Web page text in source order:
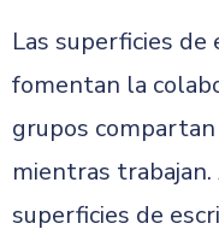
Las superficies
fomentan la
grupos
mientras
superficies de